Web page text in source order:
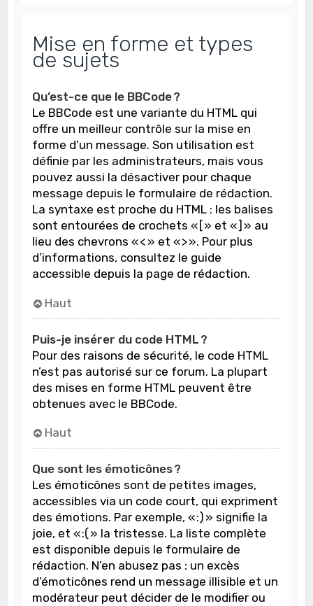
Mise en forme et types
de sujets
Qu’est-ce que le BBCode ?
Le BBCode est une variante du HTML qui
offre un meilleur contrôle sur la mise en
forme d’un message. Son utilisation est
définie par les administrateurs, mais vous
pouvez aussi la désactiver pour chaque
message depuis le formulaire de rédaction.
La syntaxe est proche du HTML : les balises
sont entourées de crochets « [ » et « ] » au
lieu des chevrons « < » et « > ». Pour plus
d’informations, consultez le guide
accessible depuis la page de rédaction.
Haut
Puis-je insérer du code HTML ?
Pour des raisons de sécurité, le code HTML
n’est pas autorisé sur ce forum. La plupart
des mises en forme HTML peuvent être
obtenues avec le BBCode.
Haut
Que sont les émoticônes ?
Les émoticônes sont de petites images,
accessibles via un code court, qui expriment
des émotions. Par exemple, « :) » signifie la
joie, et « :( » la tristesse. La liste complète
est disponible depuis le formulaire de
rédaction. N’en abusez pas : un excès
d’émoticônes rend un message illisible et un
modérateur peut décider de le modifier ou